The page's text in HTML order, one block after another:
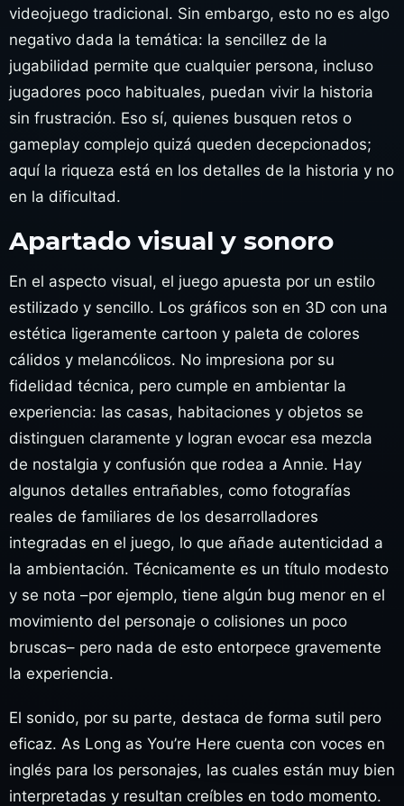
videojuego tradicional. Sin embargo, esto no es algo
negativo dada la temática: la sencillez de la
jugabilidad permite que cualquier persona, incluso
jugadores poco habituales, puedan vivir la historia
sin frustración. Eso sí, quienes busquen retos o
gameplay complejo quizá queden decepcionados;
aquí la riqueza está en los detalles de la historia y no
en la dificultad.
Apartado visual y sonoro
En el aspecto visual, el juego apuesta por un estilo
estilizado y sencillo. Los gráficos son en 3D con una
estética ligeramente cartoon y paleta de colores
cálidos y melancólicos. No impresiona por su
fidelidad técnica, pero cumple en ambientar la
experiencia: las casas, habitaciones y objetos se
distinguen claramente y logran evocar esa mezcla
de nostalgia y confusión que rodea a Annie. Hay
algunos detalles entrañables, como fotografías
reales de familiares de los desarrolladores
integradas en el juego, lo que añade autenticidad a
la ambientación. Técnicamente es un título modesto
y se nota –por ejemplo, tiene algún bug menor en el
movimiento del personaje o colisiones un poco
bruscas– pero nada de esto entorpece gravemente
la experiencia.
El sonido, por su parte, destaca de forma sutil pero
eficaz. As Long as You’re Here cuenta con voces en
inglés para los personajes, las cuales están muy bien
interpretadas y resultan creíbles en todo momento.